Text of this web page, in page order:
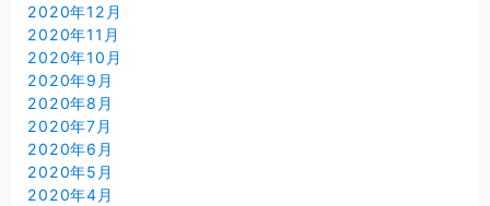
2020年12月
2020年11月
2020年10月
2020年9月
2020年8月
2020年7月
2020年6月
2020年5月
2020年4月